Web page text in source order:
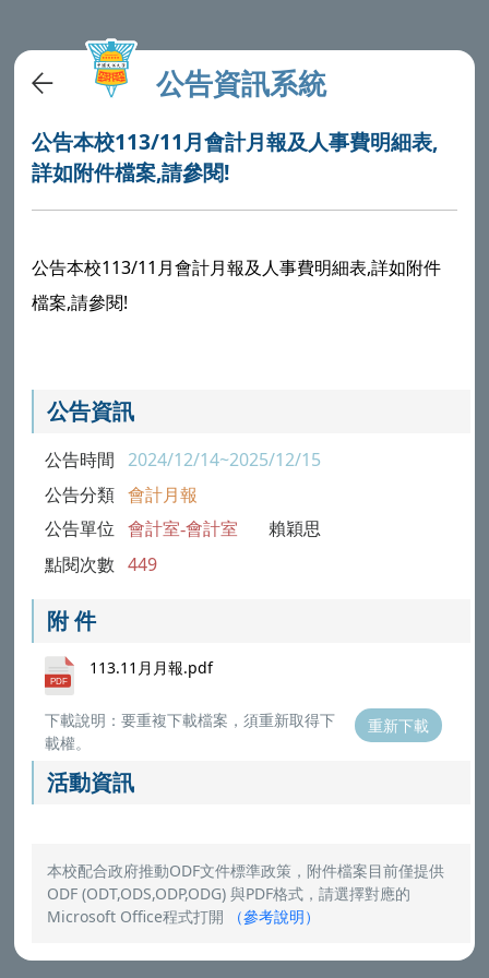
公告資訊系統
公告本校113/11月會計月報及人事費明細表,
詳如附件檔案,請參閱!
公告本校113/11月會計月報及人事費明細表,詳如附件
檔案,請參閱!
公告資訊
公告時間 2024/12/14~2025/12/15
公告分類 會計月報
公告單位 會計室-會計室 賴穎思
點閱次數 449
附 件
113.11月月報.pdf
下載說明：要重複下載檔案，須重新取得下
載權。
重新下載
活動資訊
本校配合政府推動ODF文件標準政策，附件檔案目前僅提供
ODF (ODT,ODS,ODP,ODG) 與PDF格式，請選擇對應的
Microsoft Office程式打開
（參考說明）